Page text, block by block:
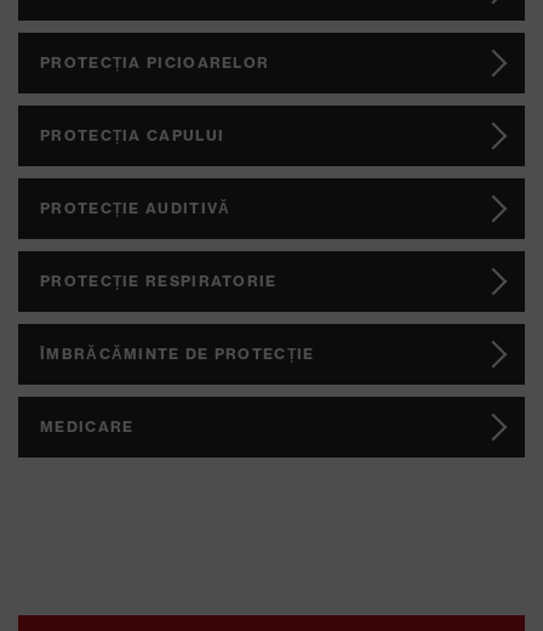
PROTECȚIA PICIOARELOR
PROTECȚIA CAPULUI
PROTECȚIE AUDITIVĂ
PROTECȚIE RESPIRATORIE
ÎMBRĂCĂMINTE DE PROTECȚIE
MEDICARE